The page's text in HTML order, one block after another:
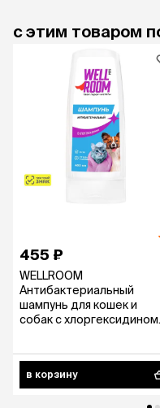
с этим товаром
455 ₽
WELLROOM
Антибактериальный
шампунь для кошек и
собак с хлоргексидином
в корзину